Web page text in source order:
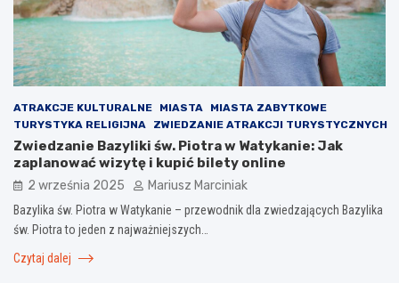
ATRAKCJE KULTURALNE MIASTA
MIASTA ZABYTKOWE
TURYSTYKA RELIGIJNA
ZWIEDZANIE ATRAKCJI TURYSTYCZNYCH
Zwiedzanie Bazyliki św. Piotra w Watykanie: Jak
zaplanować wizytę i kupić bilety online
2 września 2025 Mariusz Marciniak
Bazylika św. Piotra w Watykanie – przewodnik dla zwiedzających Bazylika
św. Piotra to jeden z najważniejszych…
Czytaj dalej